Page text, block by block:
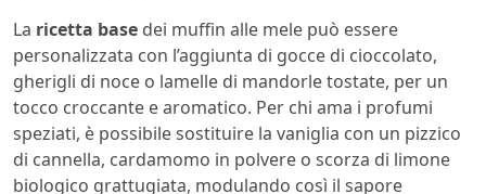
La ricetta base dei muffin alle mele può essere
personalizzata con l’aggiunta di gocce di cioccolato,
gherigli di noce o lamelle di mandorle tostate, per un
tocco croccante e aromatico. Per chi ama i profumi
speziati, è possibile sostituire la vaniglia con un pizzico
di cannella, cardamomo in polvere o scorza di limone
biologico grattugiata, modulando così il sapore